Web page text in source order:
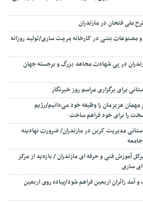
ملی فتحان در مازندران
مصنوعات بتنی در کارخانه مِرمِت ساری/تولید روزانه
در پی شهادت مجاهد بزرگ و برجسته جهان
برای برگزاری مراسم روز خبرنگار
عزیزمان را وظیفه خود می‌دانیم/رژیم
را برای خود فراهم ساخت
مدیریت کربن در مازندران/ ضرورت نهادینه
آموزش فنی و حرفه ای مازندران / بازدید از مرکز
آمد زائران اربعین فراهم شود/پیاده روی اربعین